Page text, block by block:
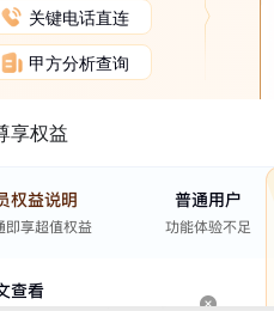
关键电话直连
甲方分析查询
享权益